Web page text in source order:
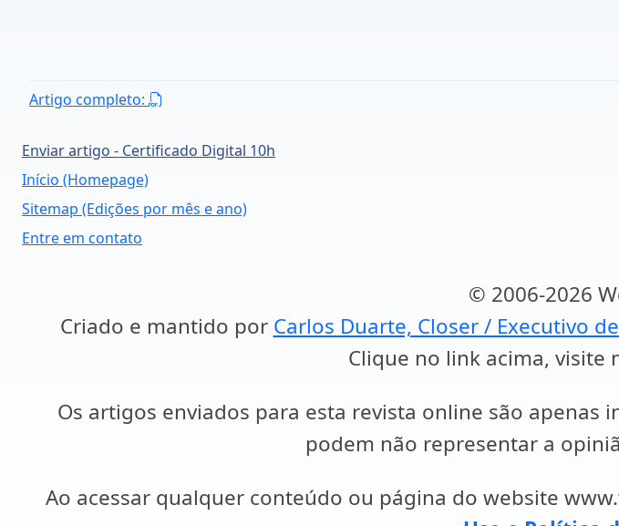
Artigo completo:
Enviar artigo - Certificado Digital 10h
Início (Homepage)
Sitemap (Edições por mês e ano)
Entre em contato
© 2006-2026
Criado e mantido por Carlos Duarte, Closer / Executivo
Clique no link acima, visite
Os artigos enviados para esta revista online são
podem não representar a
Ao acessar qualquer conteúdo ou página do website